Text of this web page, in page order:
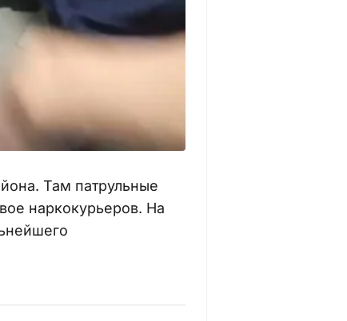
Там патрульные
наркокурьеров. На